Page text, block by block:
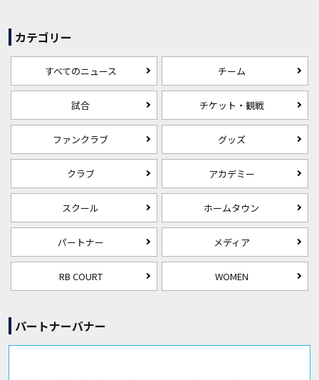
カテゴリー
すべてのニュース チーム
試合 チケット・観戦
ファンクラブ グッズ
クラブ アカデミー
スクール ホームタウン
パートナー メディア
RB COURT WOMEN
パートナーバナー